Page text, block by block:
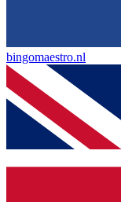
bingomaestro.nl